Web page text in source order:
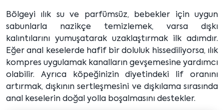
Bölgeyi ılık su ve parfümsüz, bebekler için uygun
sabunlarla nazikçe temizlemek, varsa dışkı
kalıntılarını yumuşatarak uzaklaştırmak ilk adımdır.
Eğer anal keselerde hafif bir doluluk hissediliyorsa, ılık
kompres uygulamak kanalların gevşemesine yardımcı
olabilir. Ayrıca köpeğinizin diyetindeki lif oranını
artırmak, dışkının sertleşmesini ve dışkılama sırasında
anal keselerin doğal yolla boşalmasını destekler.